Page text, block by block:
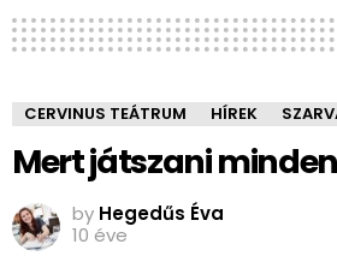
CERVINUS TEÁTRUM HÍREK
Mert játszani
by Hegedűs Éva
10 éve